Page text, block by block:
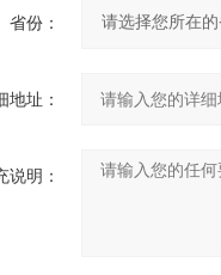
省份：
地址：
说明：